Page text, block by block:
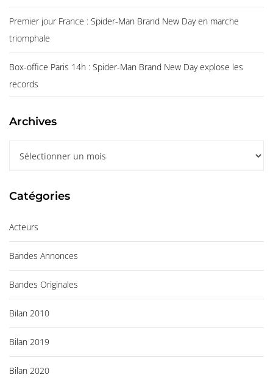
Premier jour France : Spider-Man Brand New Day en marche
triomphale
Box-office Paris 14h : Spider-Man Brand New Day explose les
records
Archives
h
v
e
s
Catégories
Acteurs
Bandes Annonces
Bandes Originales
Bilan 2010
Bilan 2019
Bilan 2020